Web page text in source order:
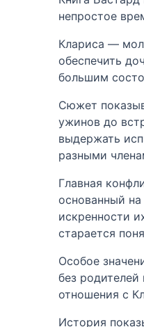
непростое
Клариса —
обеспечить
большим
Сюжет
ужинов до
выдержать
разными
Главная
основанный
искренности
старается
Особое
без
отношения с
История